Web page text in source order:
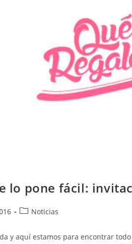
lo pone fácil:
Noticias
y aquí estamos para encontrar